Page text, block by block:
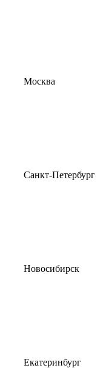
Москва
Санкт-Петербург
Новосибирск
Екатеринбург